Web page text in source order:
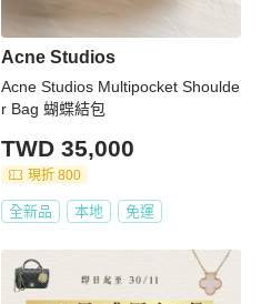
Acne Studios
Acne Studios Multipocket Shoulde
r Bag 蝴蝶結包
TWD 35,000
現折 800
全新品 本地 免運